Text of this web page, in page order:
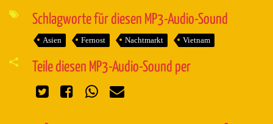
Schlagworte für diesen MP3-Audio-Sound
Asien Fernost Nachtmarkt Vietnam
Teile diesen MP3-Audio-Sound per